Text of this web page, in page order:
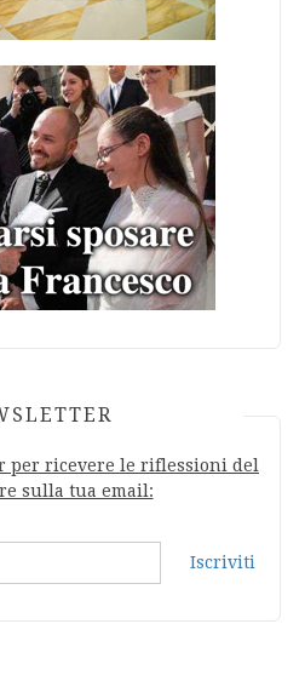
per ricevere le riflessioni del
sulla tua email:
Iscriviti